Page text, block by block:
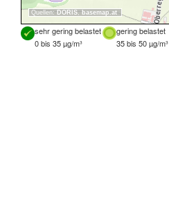
Quellen: DORIS, basemap.at
sehr gering belastet gering belastet
0 bis 35 µg/m³
35 bis 50 µg/m³